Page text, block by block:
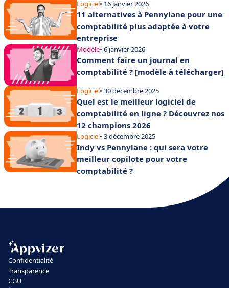
Logiciel• 16 janvier 2026
11 alternatives à Pennylane pour une
comptabilité plus adaptée à votre
entreprise
Modèle• 6 janvier 2026
Comment faire un journal en
comptabilité ? [modèle à télécharger]
Logiciel• 30 décembre 2025
Quel est le meilleur logiciel de
comptabilité en ligne ? Découvrez nos
12 champions 2026
Logiciel• 3 décembre 2025
Indy vs Pennylane : qui sera votre
meilleur copilote pour votre
comptabilité ?
Confidentialité
Transparence
CGU